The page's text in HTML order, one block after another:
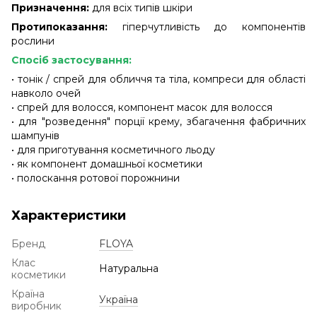
Призначення: для всіх типів шкіри
Протипоказання: гіперчутливість до компонентів
рослини
Спосіб застосування:
• тонік / спрей для обличчя та тіла, компреси для області
навколо очей
• спрей для волосся, компонент масок для волосся
• для "розведення" порції крему, збагачення фабричних
шампунів
• для приготування косметичного льоду
• як компонент домашньої косметики
• полоскання ротової порожнини
Характеристики
Бренд
FLOYA
Клас
косметики
Натуральна
Країна
виробник
Україна